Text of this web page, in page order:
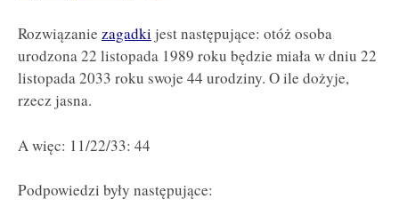
Rozwiązanie zagadki jest następujące: otóż osoba
urodzona 22 listopada 1989 roku będzie miała w dniu 22
listopada 2033 roku swoje 44 urodziny. O ile dożyje,
rzecz jasna.
A więc: 11/22/33: 44
Podpowiedzi były następujące: